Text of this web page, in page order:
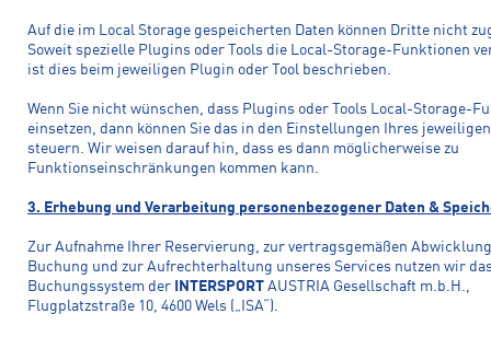
Auf die im Local Storage gespeicherten Daten können Dritte nicht
Soweit spezielle Plugins oder Tools die Local-Storage-Funktionen
ist dies beim jeweiligen Plugin oder Tool beschrieben.
Wenn Sie nicht wünschen, dass Plugins oder Tools Local-Storage-
einsetzen, dann können Sie das in den Einstellungen Ihres
steuern. Wir weisen darauf hin, dass es dann möglicherweise zu
Funktionseinschränkungen kommen kann.
3. Erhebung und Verarbeitung personenbezogener Daten &
Zur Aufnahme Ihrer Reservierung, zur vertragsgemäßen
Buchung und zur Aufrechterhaltung unseres Services nutzen wir
Buchungssystem der INTERSPORT AUSTRIA Gesellschaft m.b.H.,
Flugplatzstraße 10, 4600 Wels („ISA“).